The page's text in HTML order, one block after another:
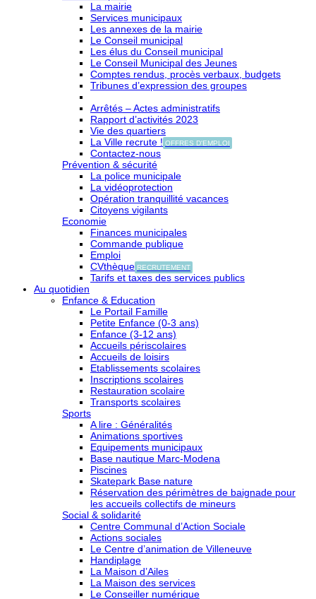
La mairie
Services municipaux
Les annexes de la mairie
Le Conseil municipal
Les élus du Conseil municipal
Le Conseil Municipal des Jeunes
Comptes rendus, procès verbaux, budgets
Tribunes d’expression des groupes
Arrêtés – Actes administratifs
Rapport d’activités 2023
Vie des quartiers
La Ville recrute ! OFFRES D'EMPLOI
Contactez-nous
Prévention & sécurité
La police municipale
La vidéoprotection
Opération tranquillité vacances
Citoyens vigilants
Economie
Finances municipales
Commande publique
Emploi
CVthèque RECRUTEMENT
Tarifs et taxes des services publics
Au quotidien
Enfance & Education
Le Portail Famille
Petite Enfance (0-3 ans)
Enfance (3-12 ans)
Accueils périscolaires
Accueils de loisirs
Etablissements scolaires
Inscriptions scolaires
Restauration scolaire
Transports scolaires
Sports
A lire : Généralités
Animations sportives
Equipements municipaux
Base nautique Marc-Modena
Piscines
Skatepark Base nature
Réservation des périmètres de baignade pour
les accueils collectifs de mineurs
Social & solidarité
Centre Communal d’Action Sociale
Actions sociales
Le Centre d’animation de Villeneuve
Handiplage
La Maison d’Ailes
La Maison des services
Le Conseiller numérique